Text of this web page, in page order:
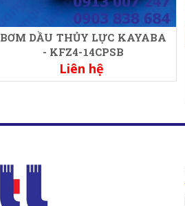
BƠM DẦU THỦY LỰC KAYABA
- KFZ4-14CPSB
Liên hệ